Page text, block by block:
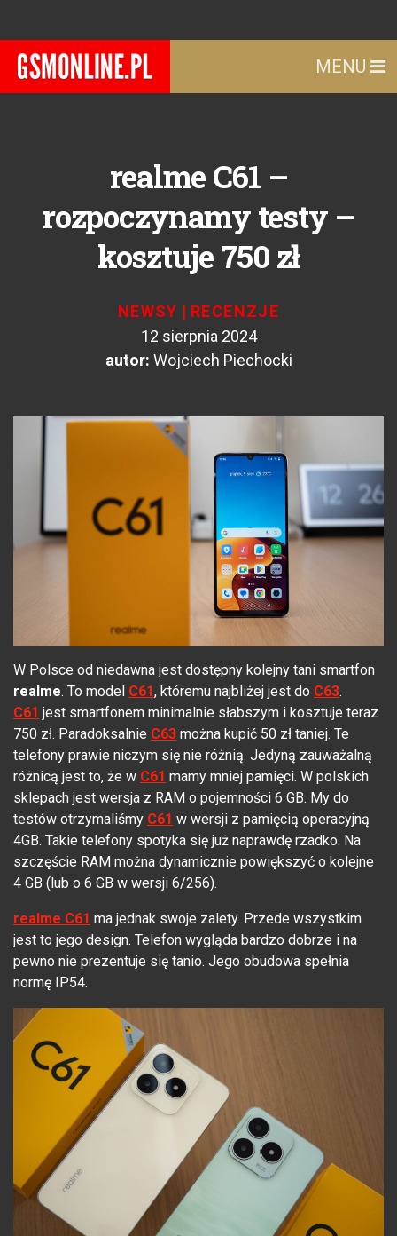
MENU
realme C61 –
rozpoczynamy testy –
kosztuje 750 zł
NEWSY | RECENZJE
12 sierpnia 2024
autor: Wojciech Piechocki
W Polsce od niedawna jest dostępny kolejny tani smartfon
realme. To model C61, któremu najbliżej jest do C63.
C61 jest smartfonem minimalnie słabszym i kosztuje teraz
750 zł. Paradoksalnie C63 można kupić 50 zł taniej. Te
telefony prawie niczym się nie różnią. Jedyną zauważalną
różnicą jest to, że w C61 mamy mniej pamięci. W polskich
sklepach jest wersja z RAM o pojemności 6 GB. My do
testów otrzymaliśmy C61 w wersji z pamięcią operacyjną
4GB. Takie telefony spotyka się już naprawdę rzadko. Na
szczęście RAM można dynamicznie powiększyć o kolejne
4 GB (lub o 6 GB w wersji 6/256).
realme C61 ma jednak swoje zalety. Przede wszystkim
jest to jego design. Telefon wygląda bardzo dobrze i na
pewno nie prezentuje się tanio. Jego obudowa spełnia
normę IP54.